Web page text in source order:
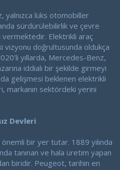
yalnızca lüks otomobiller
sürdürülebilirlik ve çevre
Elektrikli araç
vizyonu doğrultusunda oldukça
yıllarda, Mercedes-Benz,
iddialı bir şekilde girmeyi
gelişmesi beklenen elektrikli
markanın sektördeki yerini
Devleri
bir yer tutar. 1889 yılında
tanınan ve hala üretim yapan
biridir. Peugeot, tarihin en